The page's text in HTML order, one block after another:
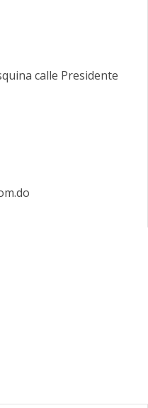
calle Presidente